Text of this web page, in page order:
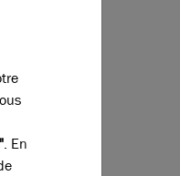
. En